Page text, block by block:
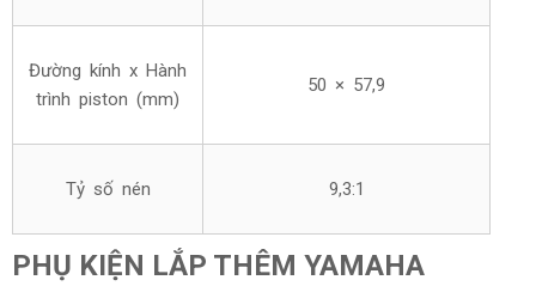
Đường kính x Hành
trình piston (mm)
50 × 57,9
Tỷ số nén 9,3:1
PHỤ KIỆN LẮP THÊM YAMAHA